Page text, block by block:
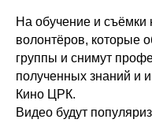
На обучение и
волонтёров, которые
группы и снимут
полученных знаний и
Кино ЦРК.
Видео будут